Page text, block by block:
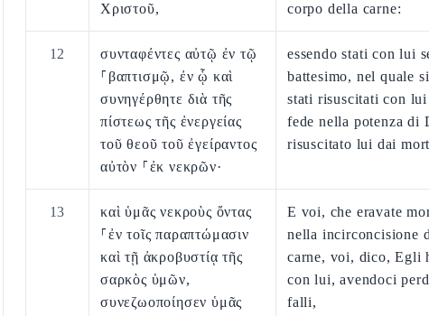
Χριστοῦ,
corpo della carne:
12
συνταφέντες αὐτῷ ἐν τῷ
⸀βαπτισμῷ, ἐν ᾧ καὶ
συνηγέρθητε διὰ τῆς
πίστεως τῆς ἐνεργείας
τοῦ θεοῦ τοῦ ἐγείραντος
αὐτὸν ⸀ἐκ νεκρῶν·
essendo stati con lui
battesimo, nel quale
stati risuscitati con lui
fede nella potenza di
risuscitato lui dai
13
καὶ ὑμᾶς νεκροὺς ὄντας
⸀ἐν τοῖς παραπτώμασιν
καὶ τῇ ἀκροβυστίᾳ τῆς
σαρκὸς ὑμῶν,
συνεζωοποίησεν ὑμᾶς
E voi, che eravate
nella incirconcisione
carne, voi, dico, Egli
con lui, avendoci
falli,